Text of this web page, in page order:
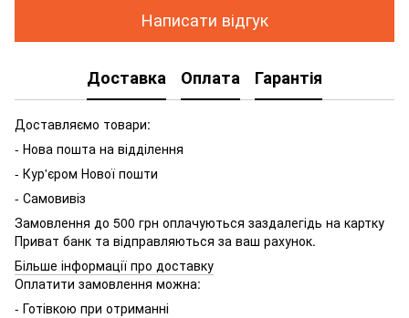
Написати відгук
Доставка Оплата Гарантія
Доставляємо товари:
- Нова пошта на відділення
- Кур'єром Нової пошти
- Самовивіз
Замовлення до 500 грн оплачуються заздалегідь на картку
Приват банк та відправляються за ваш рахунок.
Більше інформації про доставку
Оплатити замовлення можна:
- Готівкою при отриманні